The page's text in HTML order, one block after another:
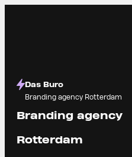
Das Buro
Branding agency Rotterdam
Branding agency
Rotterdam